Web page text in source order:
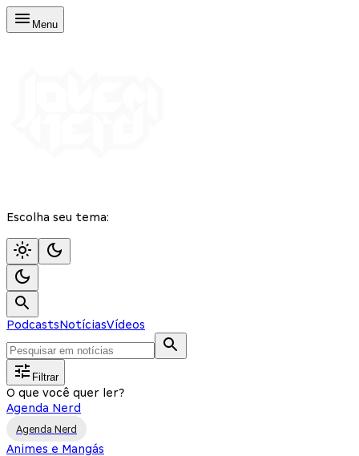
Menu
Escolha seu tema:
PodcastsNotíciasVídeos
Filtrar
O que você quer ler?
Agenda Nerd
Agenda Nerd
Animes e Mangás